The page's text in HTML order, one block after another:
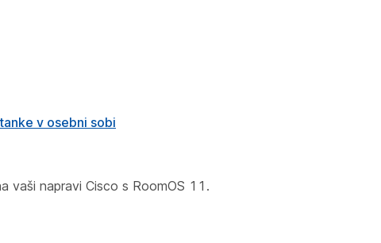
v osebni sobi
vaši napravi Cisco s RoomOS 11.